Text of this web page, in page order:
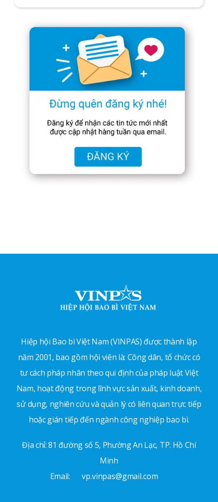
Hiệp hội Bao bì Việt Nam (VINPAS) được thành lập
năm 2001, bao gồm hội viên là: Công dân, tổ chức có
tư cách pháp nhân theo qui định của pháp luật Việt
Nam, hoạt động trong lĩnh vực sản xuất, kinh doanh,
sử dụng, nghiên cứu và quản lý có liên quan trực tiếp
hoặc gián tiếp đến ngành công nghiệp bao bì.
Địa chỉ: 81 đường số 5, Phường An Lạc, TP. Hồ Chí
Minh
Email:
vp.vinpas@gmail.com